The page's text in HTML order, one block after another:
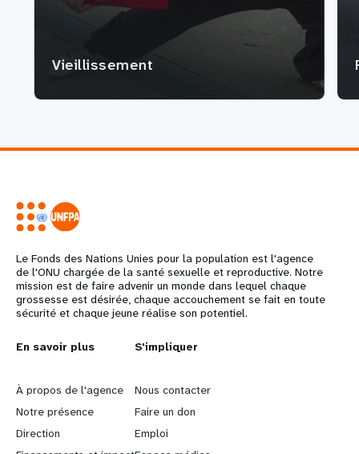
Vieillissement
Le Fonds des Nations Unies pour la population est l'agence
de l'ONU chargée de la santé sexuelle et reproductive. Notre
mission est de faire advenir un monde dans lequel chaque
grossesse est désirée, chaque accouchement se fait en toute
sécurité et chaque jeune réalise son potentiel.
L
e
a
En savoir plus
À propos de l'agence
Notre présence
Direction
G
o
b
S'impliquer
Nous contacter
Faire un don
Emploi